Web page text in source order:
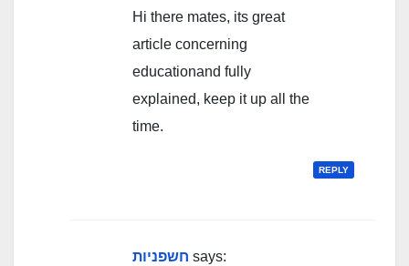
Hi there mates, its great
article concerning
educationand fully
explained, keep it up all the
time.
REPLY
חשפניות says: